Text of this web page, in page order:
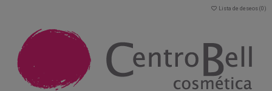
Lista de deseos (0 )